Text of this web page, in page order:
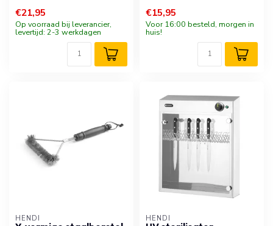
€21,95
Op voorraad bij leverancier,
levertijd: 2-3 werkdagen
€15,95
Voor 16:00 besteld, morgen in
huis!
HENDI HENDI